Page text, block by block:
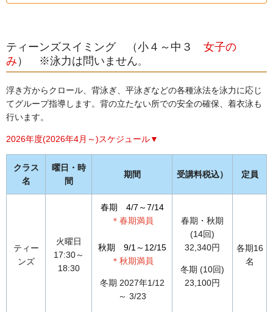
ティーンズスイミング （小４～中３ 女子の
み ） ※泳力は問いません。
浮き方からクロール、背泳ぎ、平泳ぎなどの各種泳法を泳力に応じ
てグループ指導します。背の立たない所での安全の確保、着衣泳も
行います。
2026年度(2026年4月～)スケジュール▼
クラス
名
曜日・時
間
期間 受講料税込） 定員
ティー
ンズ
火曜日
17:30～
18:30
春期 4/7～7/14
＊春期満員
秋期 9/1～12/15
＊秋期満員
冬期 2027年1/12
～ 3/23
春期・秋期
(14回)
32,340円
冬期 (10回)
23,100円
各期16
名